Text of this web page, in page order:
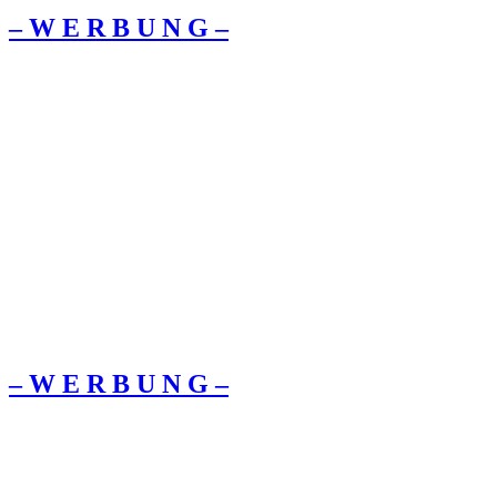
– W Ε R Β U Ν G –
– W Ε R Β U Ν G –